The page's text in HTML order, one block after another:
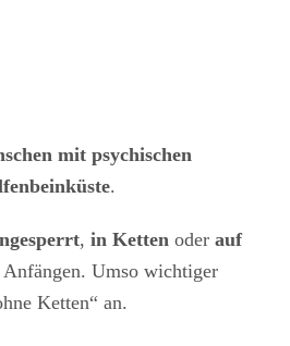
mit psychischen
.
, in Ketten oder auf
Umso wichtiger
Ketten“ an.